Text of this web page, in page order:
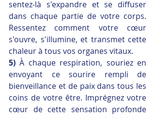
sentez-là s'expandre et se diffuser
dans chaque partie de votre corps.
Ressentez comment votre cœur
s'ouvre, s'illumine, et transmet cette
chaleur à tous vos organes vitaux.
5) À chaque respiration, souriez en
envoyant ce sourire rempli de
bienveillance et de paix dans tous les
coins de votre être. Imprégnez votre
cœur de cette sensation profonde